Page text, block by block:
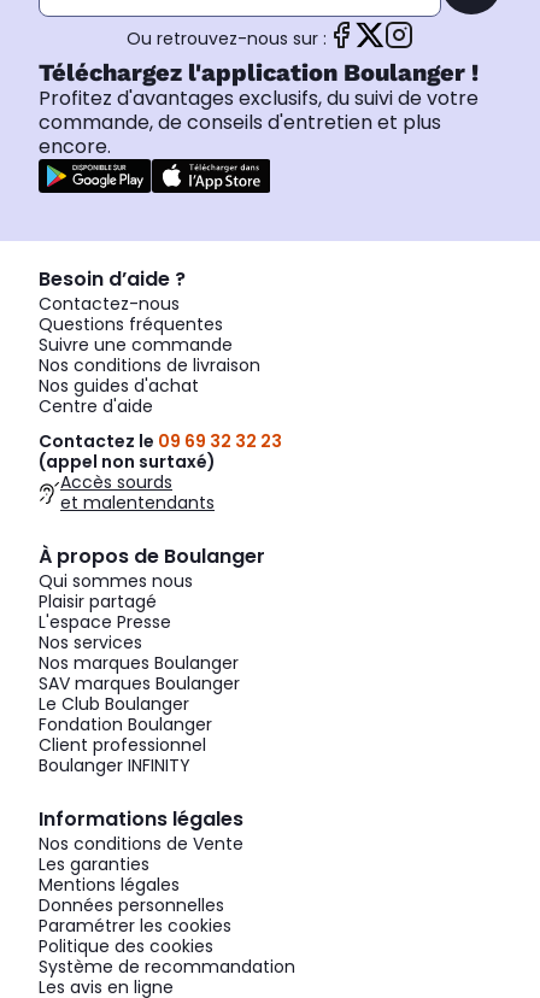
Ou retrouvez-nous sur :
Téléchargez l'application Boulanger !
Profitez d'avantages exclusifs, du suivi de votre
commande, de conseils d'entretien et plus
encore.
Besoin d’aide ?
Contactez-nous
Questions fréquentes
Suivre une commande
Nos conditions de livraison
Nos guides d'achat
Centre d'aide
Contactez le 09 69 32 32 23
(appel non surtaxé)
Accès sourds
et malentendants
À propos de Boulanger
Qui sommes nous
Plaisir partagé
L'espace Presse
Nos services
Nos marques Boulanger
SAV marques Boulanger
Le Club Boulanger
Fondation Boulanger
Client professionnel
Boulanger INFINITY
Informations légales
Nos conditions de Vente
Les garanties
Mentions légales
Données personnelles
Paramétrer les cookies
Politique des cookies
Système de recommandation
Les avis en ligne